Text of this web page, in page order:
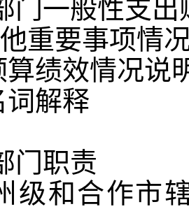
门一般性支
重要事项情
算绩效情况说
词解释
门职责
级和合作市